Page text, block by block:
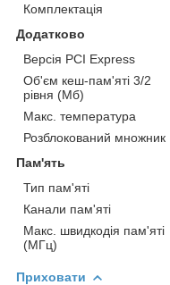
Комплектація
Додатково
Версія PCI Express
Об'єм кеш-пам'яті 3/2
рівня (Мб)
Макс. температура
Розблокований множник
Пам'ять
Тип пам'яті
Канали пам'яті
Макс. швидкодія пам'яті
(МГц)
Приховати